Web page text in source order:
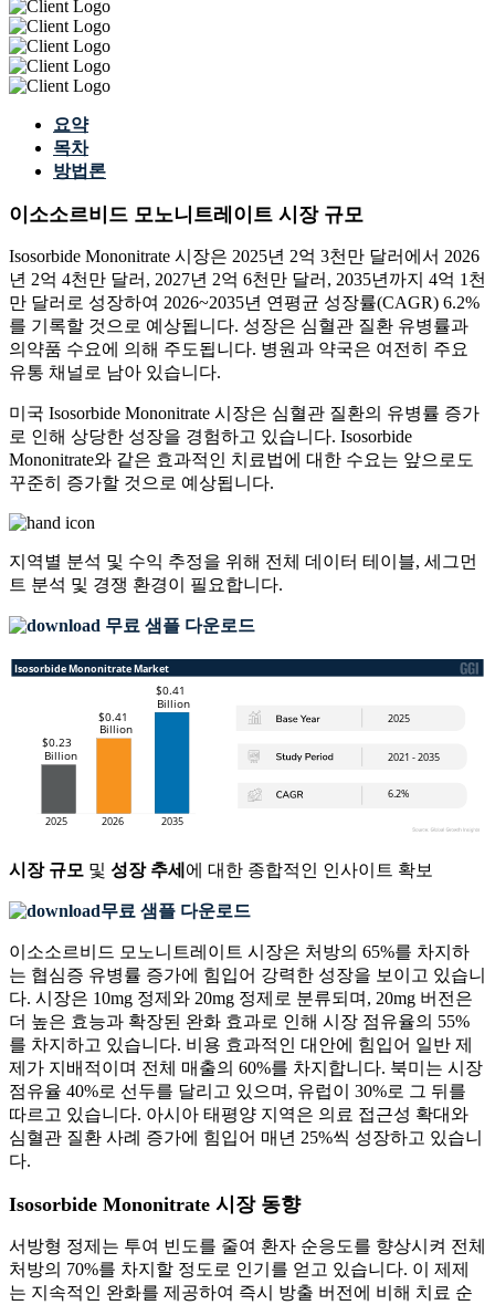
요약
목차
방법론
이소소르비드 모노니트레이트 시장 규모
Isosorbide Mononitrate 시장은 2025년 2억 3천만 달러에서 2026
년 2억 4천만 달러, 2027년 2억 6천만 달러, 2035년까지 4억 1천
만 달러로 성장하여 2026~2035년 연평균 성장률(CAGR) 6.2%
를 기록할 것으로 예상됩니다. 성장은 심혈관 질환 유병률과
의약품 수요에 의해 주도됩니다. 병원과 약국은 여전히 ​​주요
유통 채널로 남아 있습니다.
미국 Isosorbide Mononitrate 시장은 심혈관 질환의 유병률 증가
로 인해 상당한 성장을 경험하고 있습니다. Isosorbide
Mononitrate와 같은 효과적인 치료법에 대한 수요는 앞으로도
꾸준히 증가할 것으로 예상됩니다.
지역별 분석 및 수익 추정을 위해 전체 데이터 테이블, 세그먼
트 분석 및 경쟁 환경이 필요합니다.
무료 샘플 다운로드
시장 규모 및 성장 추세 에 대한 종합적인 인사이트 확보
무료 샘플 다운로드
이소소르비드 모노니트레이트 시장은 처방의 65%를 차지하
는 협심증 유병률 증가에 힘입어 강력한 성장을 보이고 있습니
다. 시장은 10mg 정제와 20mg 정제로 분류되며, 20mg 버전은
더 높은 효능과 확장된 완화 효과로 인해 시장 점유율의 55%
를 차지하고 있습니다. 비용 효과적인 대안에 힘입어 일반 제
제가 지배적이며 전체 매출의 60%를 차지합니다. 북미는 시장
점유율 40%로 선두를 달리고 있으며, 유럽이 30%로 그 뒤를
따르고 있습니다. 아시아 태평양 지역은 의료 접근성 확대와
심혈관 질환 사례 증가에 힘입어 매년 25%씩 성장하고 있습니
다.
Isosorbide Mononitrate 시장 동향
서방형 정제는 투여 빈도를 줄여 환자 순응도를 향상시켜 전체
처방의 70%를 차지할 정도로 인기를 얻고 있습니다. 이 제제
는 지속적인 완화를 제공하여 즉시 방출 버전에 비해 치료 순